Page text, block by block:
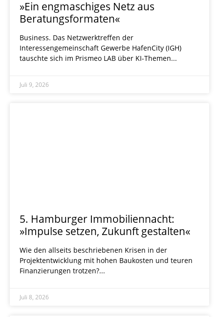
»Ein engmaschiges Netz aus
Beratungsformaten«
Business. Das Netzwerktreffen der
Interessengemeinschaft Gewerbe HafenCity (IGH)
tauschte sich im Prismeo LAB über KI-Themen
Juli 9, 2026
5. Hamburger Immobiliennacht:
»Impulse setzen, Zukunft gestalten«
Wie den allseits beschriebenen Krisen in der
Projektentwicklung mit hohen Baukosten und teuren
Finanzierungen trotzen?
Juli 8, 2026